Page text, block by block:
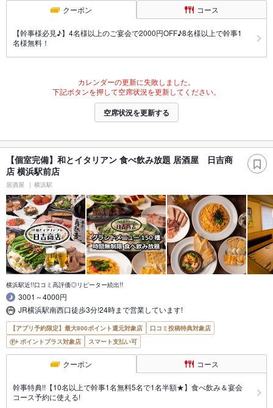
クーポン コース
【幹事様必見♪】4名様以上のご宴会で2000円OFF♪8名様以上で幹事1
名様無料！
カレンダーの更新に失敗しました。
下記ボタンを押して空席状況を更新してください。
空席状況を更新する
【個室完備】和とイタリアン 食べ飲み放題 居酒屋 日吉商
店 横浜駅前店
居酒屋 横浜駅
横浜駅近!!口コミ高評価◎リピーター続出!!
3001～4000円
JR横浜駅南西口徒歩3分!24時まで営業しています!
【アプリ予約限定】最大800ポイント還元対象店
口コミ投稿特典対象店
ポイントプラス対象店
スマート支払い可
クーポン コース
幹事特典!!【10名以上で幹事1名無料5名で1名半額★】食べ飲み＆宴会
コース予約に使える!